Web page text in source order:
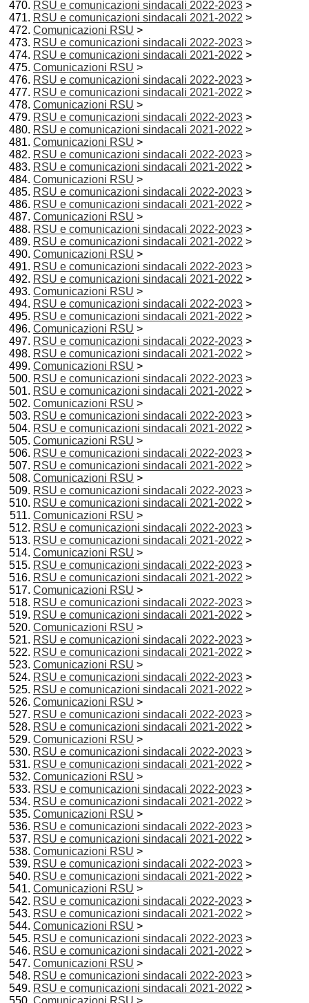
RSU e comunicazioni sindacali 2022-2023 >
RSU e comunicazioni sindacali 2021-2022 >
Comunicazioni RSU >
RSU e comunicazioni sindacali 2022-2023 >
RSU e comunicazioni sindacali 2021-2022 >
Comunicazioni RSU >
RSU e comunicazioni sindacali 2022-2023 >
RSU e comunicazioni sindacali 2021-2022 >
Comunicazioni RSU >
RSU e comunicazioni sindacali 2022-2023 >
RSU e comunicazioni sindacali 2021-2022 >
Comunicazioni RSU >
RSU e comunicazioni sindacali 2022-2023 >
RSU e comunicazioni sindacali 2021-2022 >
Comunicazioni RSU >
RSU e comunicazioni sindacali 2022-2023 >
RSU e comunicazioni sindacali 2021-2022 >
Comunicazioni RSU >
RSU e comunicazioni sindacali 2022-2023 >
RSU e comunicazioni sindacali 2021-2022 >
Comunicazioni RSU >
RSU e comunicazioni sindacali 2022-2023 >
RSU e comunicazioni sindacali 2021-2022 >
Comunicazioni RSU >
RSU e comunicazioni sindacali 2022-2023 >
RSU e comunicazioni sindacali 2021-2022 >
Comunicazioni RSU >
RSU e comunicazioni sindacali 2022-2023 >
RSU e comunicazioni sindacali 2021-2022 >
Comunicazioni RSU >
RSU e comunicazioni sindacali 2022-2023 >
RSU e comunicazioni sindacali 2021-2022 >
Comunicazioni RSU >
RSU e comunicazioni sindacali 2022-2023 >
RSU e comunicazioni sindacali 2021-2022 >
Comunicazioni RSU >
RSU e comunicazioni sindacali 2022-2023 >
RSU e comunicazioni sindacali 2021-2022 >
Comunicazioni RSU >
RSU e comunicazioni sindacali 2022-2023 >
RSU e comunicazioni sindacali 2021-2022 >
Comunicazioni RSU >
RSU e comunicazioni sindacali 2022-2023 >
RSU e comunicazioni sindacali 2021-2022 >
Comunicazioni RSU >
RSU e comunicazioni sindacali 2022-2023 >
RSU e comunicazioni sindacali 2021-2022 >
Comunicazioni RSU >
RSU e comunicazioni sindacali 2022-2023 >
RSU e comunicazioni sindacali 2021-2022 >
Comunicazioni RSU >
RSU e comunicazioni sindacali 2022-2023 >
RSU e comunicazioni sindacali 2021-2022 >
Comunicazioni RSU >
RSU e comunicazioni sindacali 2022-2023 >
RSU e comunicazioni sindacali 2021-2022 >
Comunicazioni RSU >
RSU e comunicazioni sindacali 2022-2023 >
RSU e comunicazioni sindacali 2021-2022 >
Comunicazioni RSU >
RSU e comunicazioni sindacali 2022-2023 >
RSU e comunicazioni sindacali 2021-2022 >
Comunicazioni RSU >
RSU e comunicazioni sindacali 2022-2023 >
RSU e comunicazioni sindacali 2021-2022 >
Comunicazioni RSU >
RSU e comunicazioni sindacali 2022-2023 >
RSU e comunicazioni sindacali 2021-2022 >
Comunicazioni RSU >
RSU e comunicazioni sindacali 2022-2023 >
RSU e comunicazioni sindacali 2021-2022 >
Comunicazioni RSU >
RSU e comunicazioni sindacali 2022-2023 >
RSU e comunicazioni sindacali 2021-2022 >
Comunicazioni RSU >
RSU e comunicazioni sindacali 2022-2023 >
RSU e comunicazioni sindacali 2021-2022 >
Comunicazioni RSU >
RSU e comunicazioni sindacali 2022-2023 >
RSU e comunicazioni sindacali 2021-2022 >